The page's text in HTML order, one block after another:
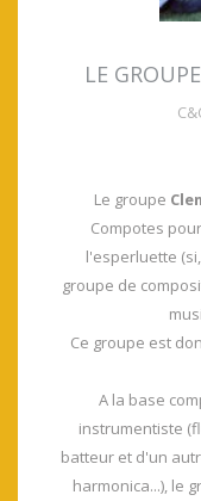
LE
Le groupe
Compotes
l'esperluette
groupe de
Ce groupe est
A la base
instrumentiste
batteur et d'un
harmonica...), le